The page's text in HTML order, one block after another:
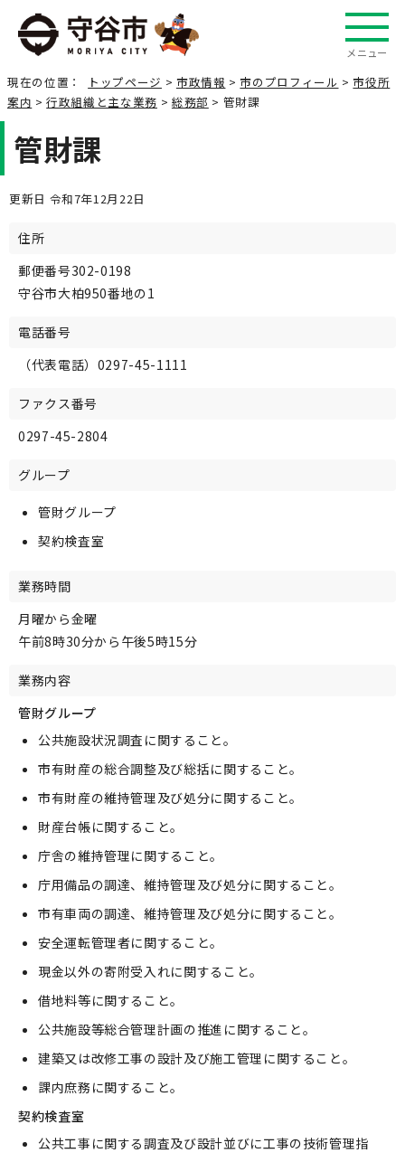
メニュー
現在の位置： トップページ > 市政情報 >市のプロフィール >市役所
案内 >行政組織と主な業務 > 総務部 > 管財課
管財課
更新日 令和7年12月22日
住所
郵便番号302-0198
守谷市大柏950番地の1
電話番号
（代表電話）0297-45-1111
ファクス番号
0297-45-2804
グループ
管財グループ
契約検査室
業務時間
月曜から金曜
午前8時30分から午後5時15分
業務内容
管財グループ
公共施設状況調査に関すること。
市有財産の総合調整及び総括に関すること。
市有財産の維持管理及び処分に関すること。
財産台帳に関すること。
庁舎の維持管理に関すること。
庁用備品の調達、維持管理及び処分に関すること。
市有車両の調達、維持管理及び処分に関すること。
安全運転管理者に関すること。
現金以外の寄附受入れに関すること。
借地料等に関すること。
公共施設等総合管理計画の推進に関すること。
建築又は改修工事の設計及び施工管理に関すること。
課内庶務に関すること。
契約検査室
公共工事に関する調査及び設計並びに工事の技術管理指